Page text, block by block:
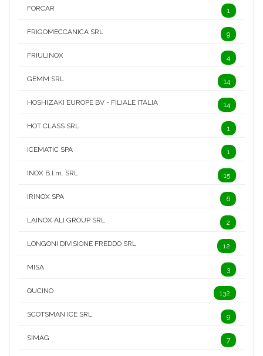
FORCAR 1
FRIGOMECCANICA SRL 9
FRIULINOX 4
GEMM SRL 14
HOSHIZAKI EUROPE BV - FILIALE ITALIA 14
HOT CLASS SRL 1
ICEMATIC SPA 1
INOX B.I.m. SRL 15
IRINOX SPA 6
LAINOX ALI GROUP SRL 2
LONGONI DIVISIONE FREDDO SRL 12
MISA 3
QUCINO 132
SCOTSMAN ICE SRL 9
SIMAG 7